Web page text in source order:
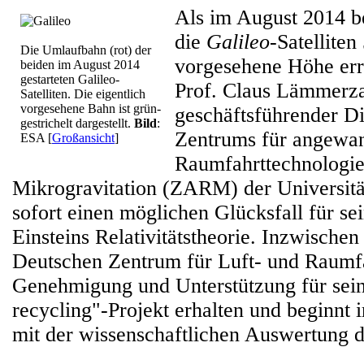
Die Umlaufbahn (rot) der
beiden im August 2014
gestarteten Galileo-
Satelliten. Die eigentlich
vorgesehene Bahn ist grün-
gestrichelt dargestellt. Bild:
ESA [Großansicht]
Als im August 2014
die Galileo-Satelliten
vorgesehene Höhe
Prof. Claus
geschäftsführender
Zentrums für
Mikrogravitation (ZARM) der
sofort einen möglichen Glücksfall für
Einsteins Relativitätstheorie.
Deutschen Zentrum für Luft- und
Genehmigung und Unterstützung für
recycling"-Projekt erhalten und beginnt
mit der wissenschaftlichen Auswertung